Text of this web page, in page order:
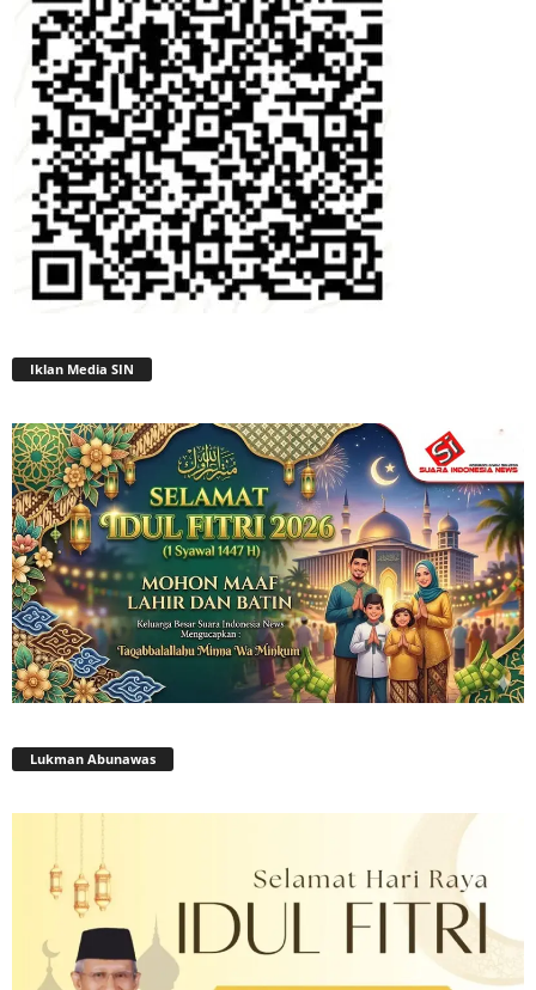
Iklan Media SIN
Lukman Abunawas